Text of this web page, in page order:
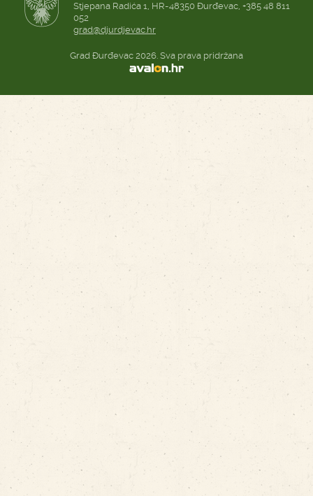
Stjepana Radića 1, HR-48350 Đurđevac, +385 48 811
052
grad@djurdjevac.hr
Grad Đurđevac 2026. Sva prava pridržana